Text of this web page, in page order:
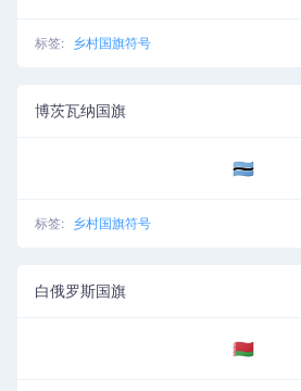
标签: 乡村国旗符号
博茨瓦纳国旗
🇧🇼
标签: 乡村国旗符号
白俄罗斯国旗
🇧🇾